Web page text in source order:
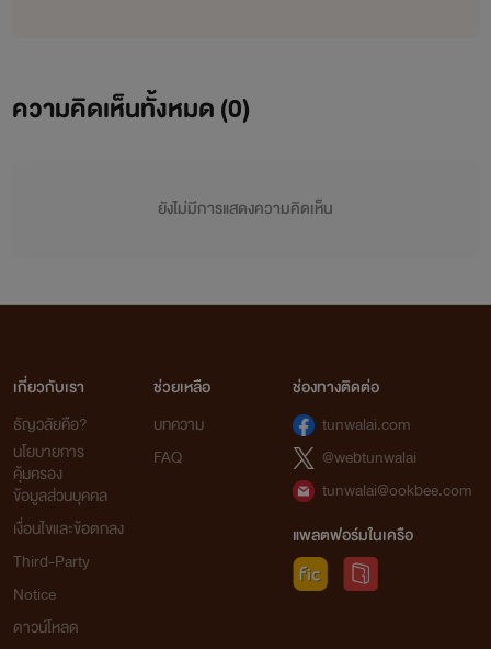
ความคิดเห็นทั้งหมด (0)
ยังไม่มีการแสดงความคิดเห็น
เกี่ยวกับเรา
ธัญวลัยคือ?
นโยบายการ
คุ้มครอง
ข้อมูลส่วนบุคคล
เงื่อนไขและข้อตกลง
Third-Party
Notice
ดาวน์โหลด
ช่วยเหลือ
บทความ
FAQ
ช่องทางติดต่อ
tunwalai.com
@webtunwalai
tunwalai@ookbee.com
แพลตฟอร์มในเครือ